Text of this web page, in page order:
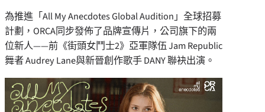
為推進「All My Anecdotes Global Audition」全球招募
計劃，ORCA同步發佈了品牌宣傳片，公司旗下的兩
位新人——前《街頭女鬥士2》亞軍隊伍 Jam Republic
舞者 Audrey Lane與新晉創作歌手 DANY 聯袂出演。